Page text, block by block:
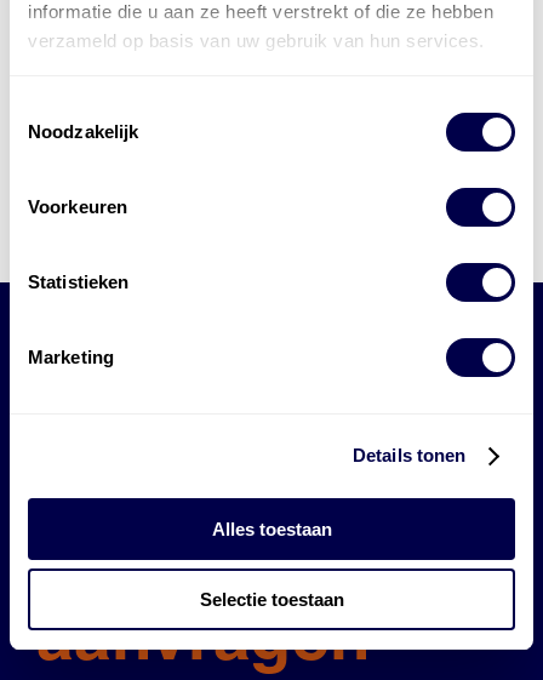
informatie die u aan ze heeft verstrekt of die ze hebben
verzameld op basis van uw gebruik van hun services.
Noodzakelijk
Voorkeuren
Statistieken
Marketing
Details tonen
Alles toestaan
Selectie toestaan
en
laadpas
aanvragen